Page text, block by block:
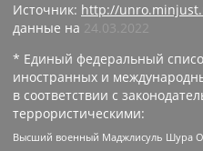
Источник: http://
данные на 24.03.2022
* Единый федеральный
иностранных и
в соответствии с
террористическими:
Высший военный Маджлисуль Шура